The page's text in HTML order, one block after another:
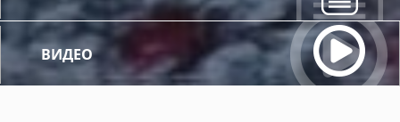
ВИДЕО